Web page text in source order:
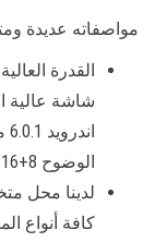
مواصفاته عديدة
الوضوح 8+16
لدينا محل
كافة أنواع